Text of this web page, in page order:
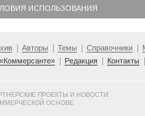
ИСПОЛЬЗОВАНИЯ
Авторы Темы Справочники
Редакция Контакты
ПРОЕКТЫ И НОВОСТИ
ОСНОВЕ